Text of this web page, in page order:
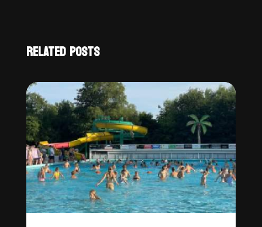
RELATED POSTS